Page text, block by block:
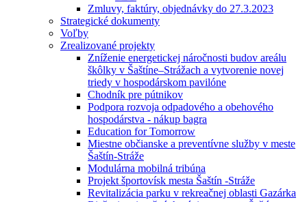
Zmluvy, faktúry, objednávky do 27.3.2023
Strategické dokumenty
Voľby
Zrealizované projekty
Zníženie energetickej náročnosti budov areálu
škôlky v Šaštíne–Strážach a vytvorenie novej
triedy v hospodárskom pavilóne
Chodník pre pútnikov
Podpora rozvoja odpadového a obehového
hospodárstva - nákup bagra
Education for Tomorrow
Miestne občianske a preventívne služby v meste
Šaštín-Stráže
Modulárna mobilná tribúna
Projekt športovísk mesta Šaštín -Stráže
Revitalizácia parku v rekreačnej oblasti Gazárka